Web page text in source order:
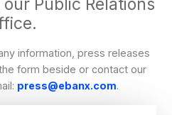
Public Relations
information, press releases
form beside or contact our
press@ebanx.com.